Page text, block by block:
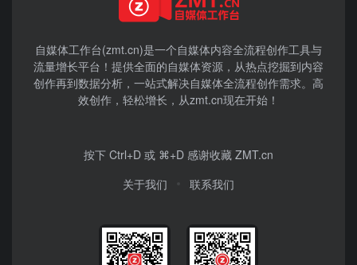
自媒体工作台(zmt.cn)是一个自媒体内容全流程创作工具与
流量增长平台！提供全面的自媒体资源，从热点挖掘到内容
创作再到数据分析，一站式解决自媒体全流程创作需求。高
效创作，轻松增长，从zmt.cn现在开始！
按下 Ctrl+D 或 ⌘+D 感谢收藏 ZMT.cn
关于我们
联系我们